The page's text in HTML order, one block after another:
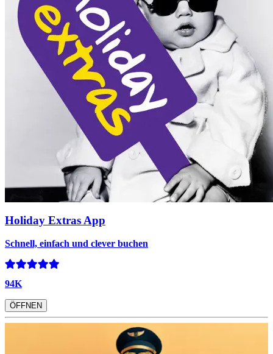
Holiday Extras App
Schnell, einfach und clever buchen
94K
ÖFFNEN